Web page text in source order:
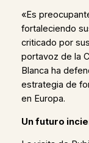
«Es
fortaleciendo
criticado por
portavoz de la
Blanca ha
estrategia de
en Europa.
Un futuro